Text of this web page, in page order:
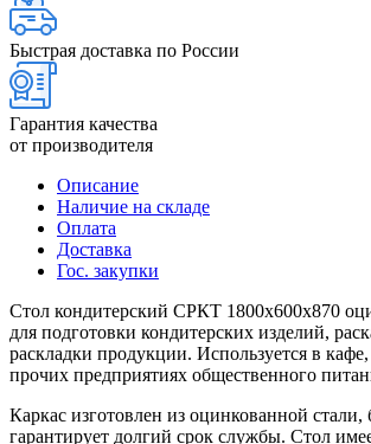
Быстрая доставка по России
Гарантия качества
от производителя
Описание
Наличие на складе
Оплата
Доставка
Гос. закупки
Стол кондитерский СРКТ 1800х600х870
для подготовки кондитерских изделий,
раскладки продукции. Используется в
прочих предприятиях общественного
Каркас изготовлен из оцинкованной стали,
гарантирует долгий срок службы. Стол